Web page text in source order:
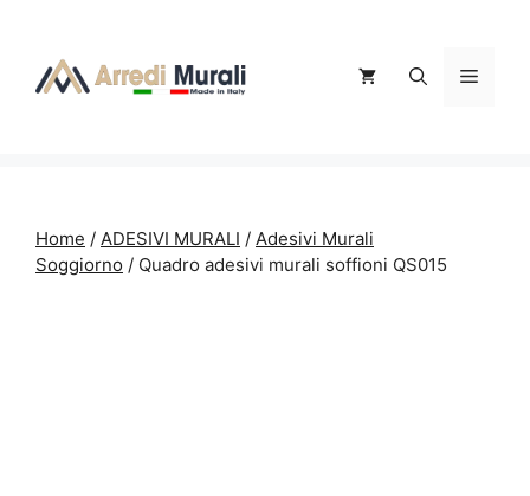
contenuto
Menu
Home / ADESIVI MURALI / Adesivi Murali
Soggiorno / Quadro adesivi murali soffioni QS015